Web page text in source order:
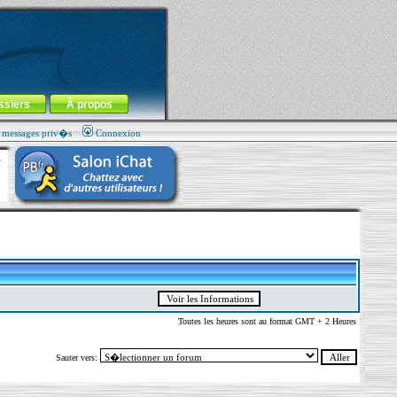
À propos
priv�s Connexion
Toutes les heures sont au format GMT + 2 Heures
Sauter vers: